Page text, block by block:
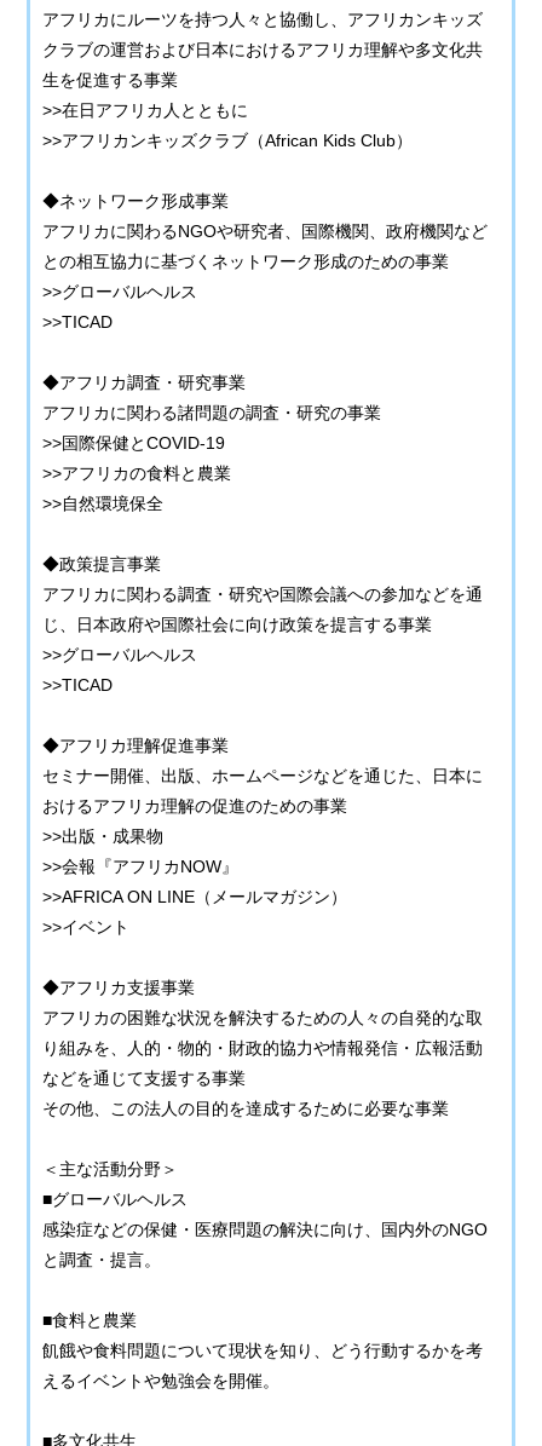
アフリカにルーツを持つ人々と協働し、アフリカンキッズ
クラブの運営および日本におけるアフリカ理解や多文化共
生を促進する事業
>>在日アフリカ人とともに
>>アフリカンキッズクラブ（African Kids Club）
◆ネットワーク形成事業
アフリカに関わるNGOや研究者、国際機関、政府機関など
との相互協力に基づくネットワーク形成のための事業
>>グローバルヘルス
>>TICAD
◆アフリカ調査・研究事業
アフリカに関わる諸問題の調査・研究の事業
>>国際保健とCOVID-19
>>アフリカの食料と農業
>>自然環境保全
◆政策提言事業
アフリカに関わる調査・研究や国際会議への参加などを通
じ、日本政府や国際社会に向け政策を提言する事業
>>グローバルヘルス
>>TICAD
◆アフリカ理解促進事業
セミナー開催、出版、ホームページなどを通じた、日本に
おけるアフリカ理解の促進のための事業
>>出版・成果物
>>会報『アフリカNOW』
>>AFRICA ON LINE（メールマガジン）
>>イベント
◆アフリカ支援事業
アフリカの困難な状況を解決するための人々の自発的な取
り組みを、人的・物的・財政的協力や情報発信・広報活動
などを通じて支援する事業
その他、この法人の目的を達成するために必要な事業
＜主な活動分野＞
■グローバルヘルス
感染症などの保健・医療問題の解決に向け、国内外のNGO
と調査・提言。
■食料と農業
飢餓や食料問題について現状を知り、どう行動するかを考
えるイベントや勉強会を開催。
■多文化共生